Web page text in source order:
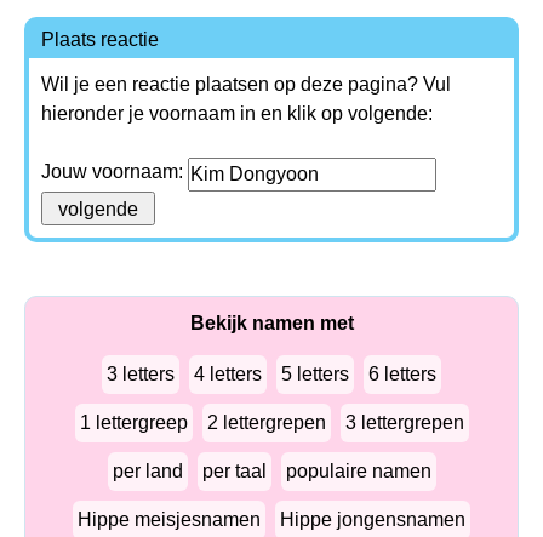
Plaats reactie
Wil je een reactie plaatsen op deze pagina? Vul
hieronder je voornaam in en klik op volgende:
Jouw voornaam:
Bekijk namen met
3 letters 4 letters 5 letters 6 letters
1 lettergreep 2 lettergrepen 3 lettergrepen
per land per taal populaire namen
Hippe meisjesnamen Hippe jongensnamen